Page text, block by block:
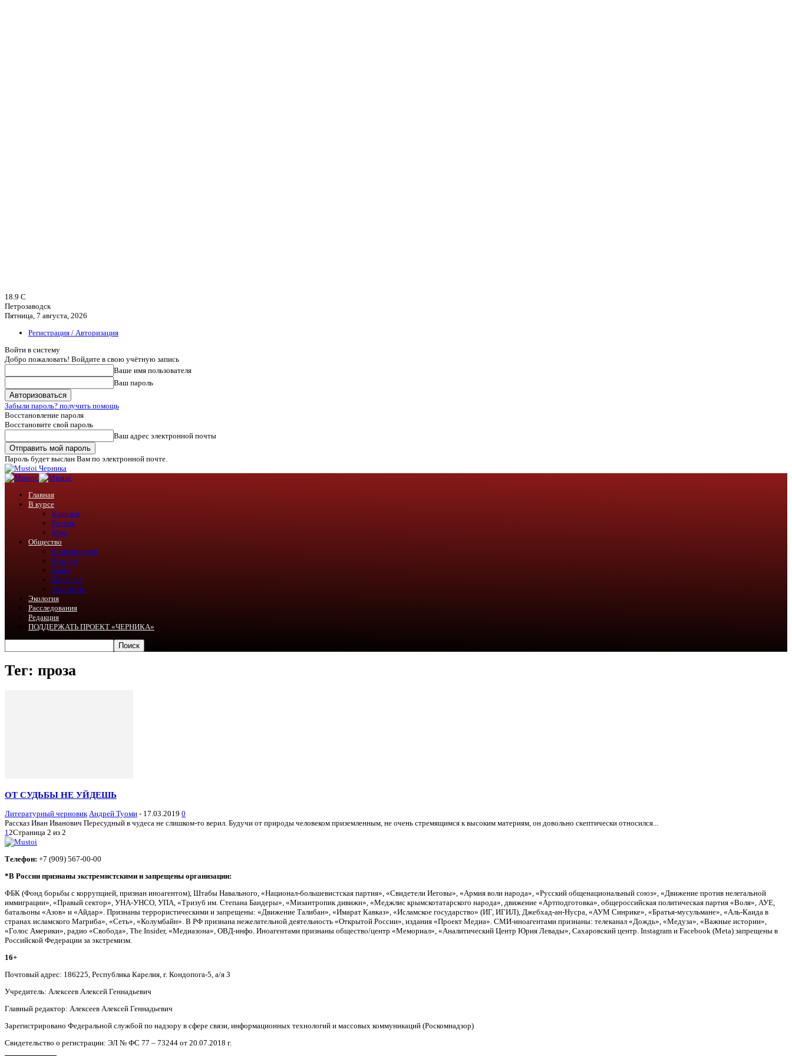
18.9 C
Петрозаводск
Пятница, 7 августа, 2026
Регистрация / Авторизация
Войти в систему
Добро пожаловать! Войдите в свою учётную запись
Ваше имя пользователя
Ваш пароль
Забыли пароль? получить помощь
Восстановление пароля
Восстановите свой пароль
Ваш адрес электронной почты
Пароль будет выслан Вам по электронной почте.
Черника
Главная
В курсе
Карелия
Россия
Мир
Общество
Комментарии
Мнения
Блоги
Перепост
Эксперты
Экология
Расследования
Редакция
ПОДДЕРЖАТЬ ПРОЕКТ «ЧЕРНИКА»
Тег: проза
ОТ СУДЬБЫ НЕ УЙДЕШЬ
Литературный черновик Андрей Туоми - 17.03.2019 0
Рассказ Иван Иванович Пересудный в чудеса не слишком-то верил. Будучи от природы человеком приземленным, не очень стремящимся к высоким материям, он довольно скептически относился...
12Страница 2 из 2
Телефон: +7 (909) 567-00-00
*В России признаны экстремистскими и запрещены организации:
ФБК (Фонд борьбы с коррупцией, признан иноагентом), Штабы Навального, «Национал-большевистская партия», «Свидетели Иеговы», «Армия воли народа», «Русский общенациональный союз», «Движение против нелегальной
иммиграции», «Правый сектор», УНА-УНСО, УПА, «Тризуб им. Степана Бандеры», «Мизантропик дивижн», «Меджлис крымскотатарского народа», движение «Артподготовка», общероссийская политическая партия «Воля», АУЕ,
батальоны «Азов» и «Айдар». Признаны террористическими и запрещены: «Движение Талибан», «Имарат Кавказ», «Исламское государство» (ИГ, ИГИЛ), Джебхад-ан-Нусра, «АУМ Синрике», «Братья-мусульмане», «Аль-Каида в
странах исламского Магриба», «Сеть», «Колумбайн». В РФ признана нежелательной деятельность «Открытой России», издания «Проект Медиа». СМИ-иноагентами признаны: телеканал «Дождь», «Медуза», «Важные истории»,
«Голос Америки», радио «Свобода», The Insider, «Медиазона», ОВД-инфо. Иноагентами признаны общество/центр «Мемориал», «Аналитический Центр Юрия Левады», Сахаровский центр. Instagram и Facebook (Metа) запрещены в
Российской Федерации за экстремизм.
16+
Почтовый адрес: 186225, Республика Карелия, г. Кондопога-5, а/я 3
Учредитель: Алексеев Алексей Геннадьевич
Главный редактор: Алексеев Алексей Геннадьевич
Зарегистрировано Федеральной службой по надзору в сфере связи, информационных технологий и массовых коммуникаций (Роскомнадзор)
Свидетельство о регистрации: ЭЛ № ФС 77 – 73244 от 20.07.2018 г.